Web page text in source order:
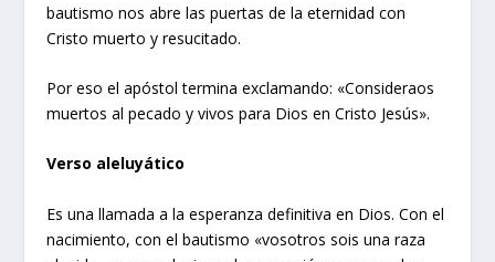
bautismo nos abre las puertas de la eternidad con
Cristo muerto y resucitado.
Por eso el apóstol termina exclamando: «Consideraos
muertos al pecado y vivos para Dios en Cristo Jesús».
Verso aleluyático
Es una llamada a la esperanza definitiva en Dios. Con el
nacimiento, con el bautismo «vosotros sois una raza